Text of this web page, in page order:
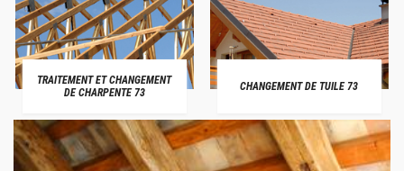
TRAITEMENT ET CHANGEMENT
DE CHARPENTE 73
CHANGEMENT DE TUILE 73